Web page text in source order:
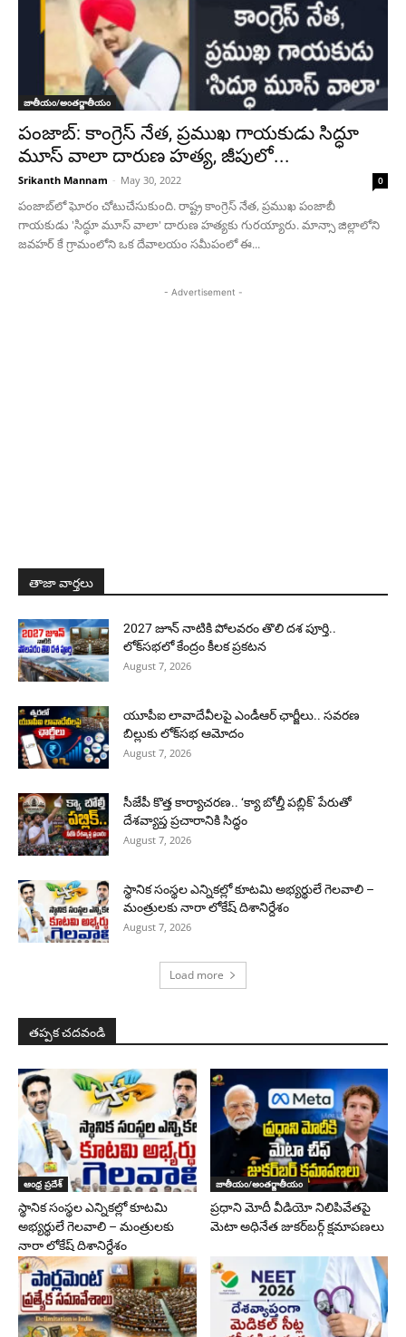
జాతీయం/అంతర్జాతీయం
పంజాబ్: కాంగ్రెస్ నేత, ప్రముఖ గాయకుడు సిద్ధూ
మూస్ వాలా దారుణ హత్య, జీపులో...
Srikanth Mannam - May 30, 2022 0
పంజాబ్‌లో ఘోరం చోటుచేసుకుంది. రాష్ట్ర కాంగ్రెస్ నేత, ప్రముఖ పంజాబీ
గాయకుడు 'సిద్ధూ మూస్ వాలా' దారుణ హత్యకు గురయ్యారు. మాన్సా జిల్లాలోని
జవహర్ కే గ్రామంలోని ఒక దేవాలయం సమీపంలో ఈ...
- Advertisement -
తాజా వార్తలు
2027 జూన్ నాటికి పోలవరం తొలి దశ పూర్తి..
లోక్‌సభలో కేంద్రం కీలక ప్రకటన
August 7, 2026
యూపీఐ లావాదేవీలపై ఎండీఆర్ ఛార్జీలు.. సవరణ
బిల్లుకు లోక్‌సభ ఆమోదం
August 7, 2026
సీజేపీ కొత్త కార్యాచరణ.. ‘క్యా బోల్తీ పబ్లిక్’ పేరుతో
దేశవ్యాప్త ప్రచారానికి సిద్ధం
August 7, 2026
స్థానిక సంస్థల ఎన్నికల్లో కూటమి అభ్యర్థులే గెలవాలి –
మంత్రులకు నారా లోకేష్ దిశానిర్దేశం
August 7, 2026
Load more
తప్పక చదవండి
ఆంధ్ర ప్రదేశ్
స్థానిక సంస్థల ఎన్నికల్లో కూటమి
అభ్యర్థులే గెలవాలి – మంత్రులకు
నారా లోకేష్ దిశానిర్దేశం
జాతీయం/అంతర్జాతీయం
ప్రధాని మోదీ వీడియో నిలిపివేతపై
మెటా అధినేత జుకర్‌బర్గ్‌ క్షమాపణలు